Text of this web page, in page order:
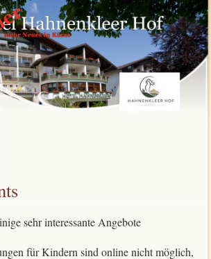
sehr interessante Angebote
für Kindern sind online nicht möglich,